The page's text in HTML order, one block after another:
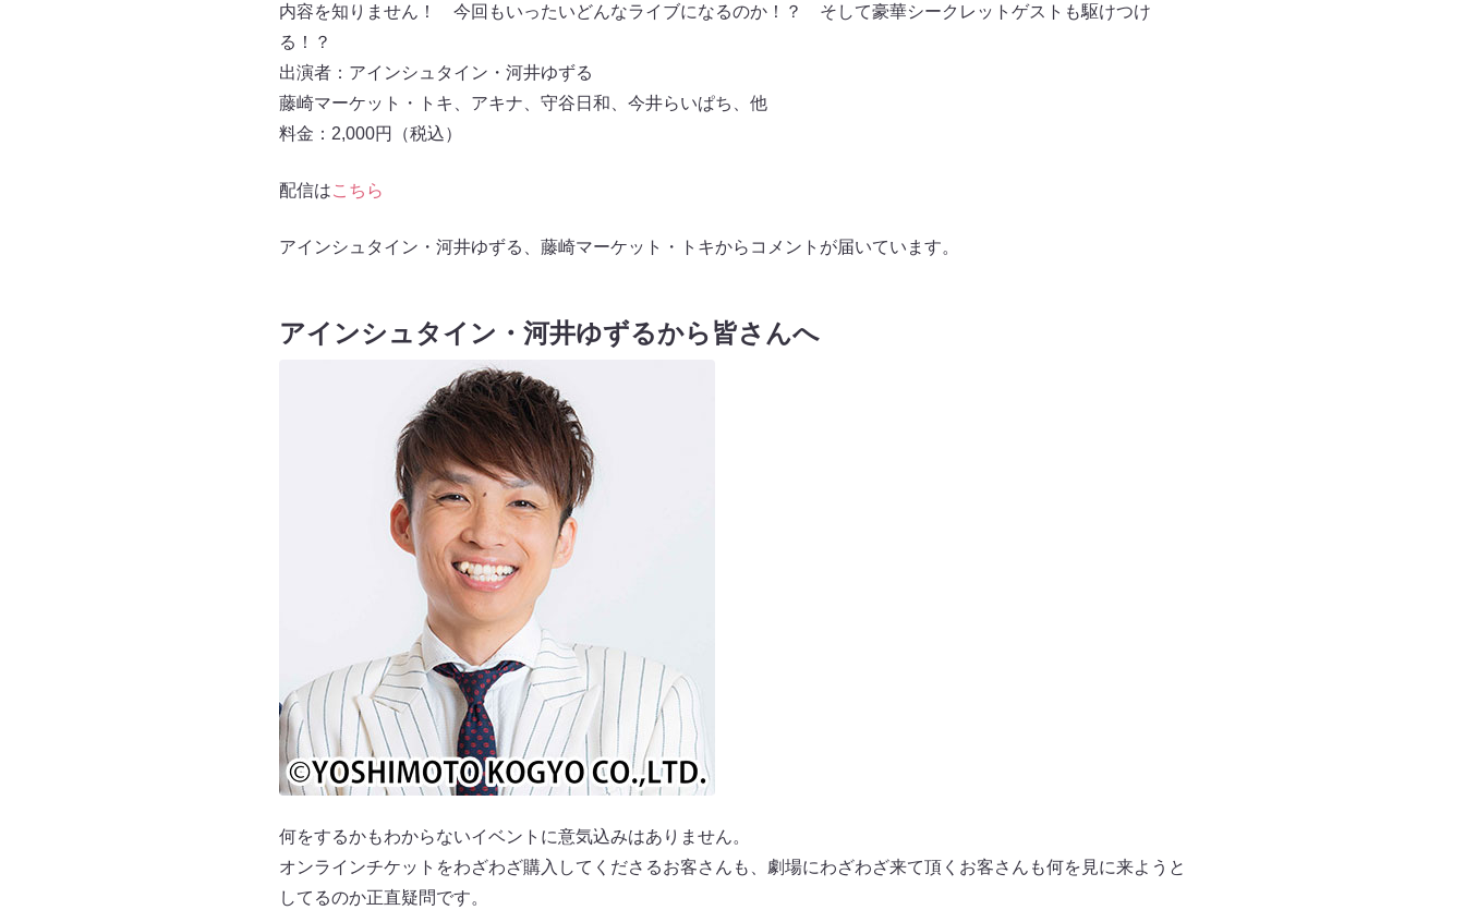
内容を知りません！ 今回もいったいどんなライブになるのか！？ そして豪華シークレットゲストも駆けつけ
る！？
出演者：アインシュタイン・河井ゆずる
藤崎マーケット・トキ、アキナ、守⾕⽇和、今井らいぱち、他
料金：2,000円（税込）
配信はこちら
アインシュタイン・河井ゆずる、藤崎マーケット・トキからコメントが届いています。
アインシュタイン・河井ゆずるから皆さんへ
何をするかもわからないイベントに意気込みはありません。
オンラインチケットをわざわざ購⼊してくださるお客さんも、劇場にわざわざ来て頂くお客さんも何を⾒に来ようと
してるのか正直疑問です。